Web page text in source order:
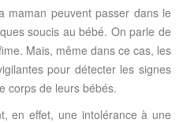
maman peuvent passer dans le
soucis au bébé. On parle de
Mais, même dans ce cas, les
pour détecter les signes
corps de leurs bébés.
en effet, une intolérance à une